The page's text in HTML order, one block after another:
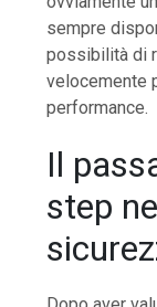
sempre
possibilità di
velocemente
performance.
Il
step